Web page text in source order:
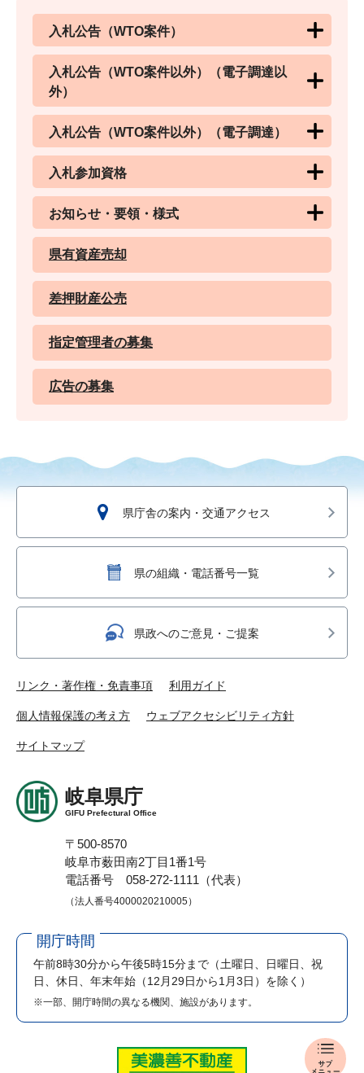
入
入札公告（WTO案件）
入札公告（WTO案件以外）（電子調達以
外）
入札公告（WTO案件以外）（電子調達）
入札参加資格
お知らせ・要領・様式
県有資産売却
差押財産公売
指定管理者の募集
広告の募集
県庁舎の案内・交通アクセス
県の組織・電話番号一覧
県政へのご意見・ご提案
リンク・著作権・免責事項 利用ガイド
個人情報保護の考え方 ウェブアクセシビリティ方針
サイトマップ
岐阜県庁
GIFU Prefectural Office
〒500-8570
岐阜市薮田南2丁目1番1号
電話番号 058-272-1111（代表）
（法人番号4000020210005）
開庁時間
午前8時30分から午後5時15分まで （土曜日、日曜日、祝
日、休日、年末年始（12月29日から1月3日）を除く）
※一部、開庁時間の異なる機関、施設があります。